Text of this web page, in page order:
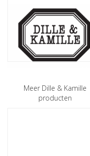
Meer Dille & Kamille
producten